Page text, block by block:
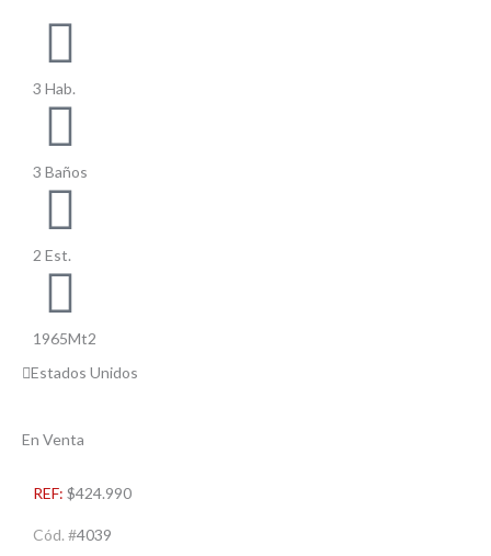
3 Hab.
3 Baños
2 Est.
1965Mt2
Estados Unidos
En Venta
REF: $424.990
Cód. #4039